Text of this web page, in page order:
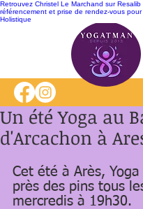
Retrouvez Christel Le Marchand sur Resalib
référencement et prise de rendez-vous
Holistique
Un été Yoga au
d'Arcachon à
Cet été à Arès, Yoga
près des pins tous
mercredis à 19h30.